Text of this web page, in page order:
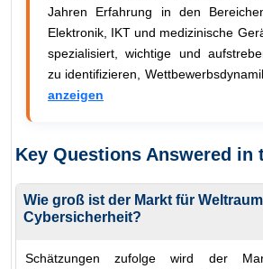
Jahren Erfahrung in den
Elektronik, IKT und medizinische
spezialisiert, wichtige und
zu identifizieren,
anzeigen
Key Questions Answered in
Wie groß ist der Markt für
Cybersicherheit?
Schätzungen zufolge wird der